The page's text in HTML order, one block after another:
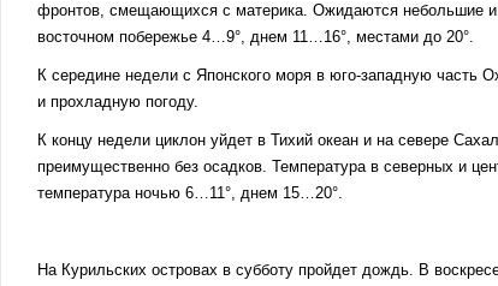
фронтов, смещающихся с материка. Ожидаются небольшие
восточном побережье 4…9°, днем 11…16°, местами до 20°.
К середине недели с Японского моря в юго-западную часть
и прохладную погоду.
К концу недели циклон уйдет в Тихий океан и на севере
преимущественно без осадков. Температура в северных и
температура ночью 6…11°, днем 15…20°.
На Курильских островах в субботу пройдет дождь. В